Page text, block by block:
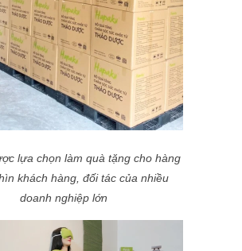
lựa chọn làm quà tặng cho hàng
khách hàng, đối tác của nhiều
doanh nghiệp lớn